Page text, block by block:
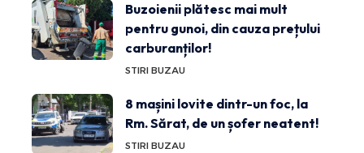
Buzoienii plătesc mai mult
pentru gunoi, din cauza prețului
carburanților!
STIRI BUZAU
8 mașini lovite dintr-un foc, la
Rm. Sărat, de un șofer neatent!
STIRI BUZAU